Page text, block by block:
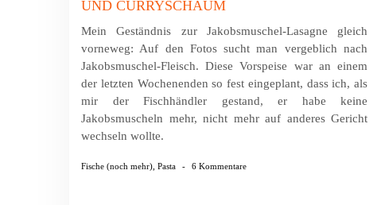
UND CURRYSCHAUM
Mein Geständnis zur Jakobsmuschel-Lasagne gleich
vorneweg: Auf den Fotos sucht man vergeblich nach
Jakobsmuschel-Fleisch. Diese Vorspeise war an einem
der letzten Wochenenden so fest eingeplant, dass ich, als
mir der Fischhändler gestand, er habe keine
Jakobsmuscheln mehr, nicht mehr auf anderes Gericht
wechseln wollte.
Fische (noch mehr), Pasta - 6 Kommentare